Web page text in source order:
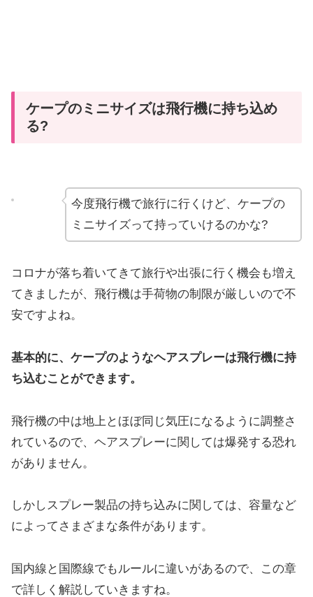
ケープのミニサイズは飛行機に持ち込め
る?
今度飛行機で旅行に行くけど、ケープの
ミニサイズって持っていけるのかな?
コロナが落ち着いてきて旅行や出張に行く機会も増え
てきましたが、飛行機は手荷物の制限が厳しいので不
安ですよね。
基本的に、ケープのようなヘアスプレーは飛行機に持
ち込むことができます。
飛行機の中は地上とほぼ同じ気圧になるように調整さ
れているので、ヘアスプレーに関しては爆発する恐れ
がありません。
しかしスプレー製品の持ち込みに関しては、容量など
によってさまざまな条件があります。
国内線と国際線でもルールに違いがあるので、この章
で詳しく解説していきますね。